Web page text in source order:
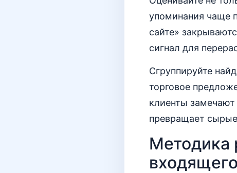
упоминания чаще
сайте»
сигнал для
Сгруппируйте
торговое
клиенты
превращает
Методика